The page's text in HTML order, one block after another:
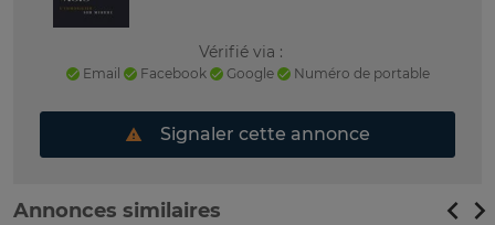
Vérifié via :
Email Facebook Google Numéro de portable
Signaler cette annonce
Annonces similaires